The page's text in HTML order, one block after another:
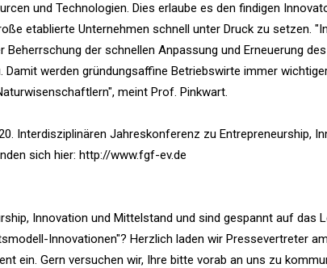
und Technologien. Dies erlaube es den findigen
etablierte Unternehmen schnell unter Druck zu setzen.
der schnellen Anpassung und Erneuerung
werden gründungsaffine Betriebswirte immer
meint Prof. Pinkwart.
Interdisziplinären Jahreskonferenz zu Entrepreneurship,
sich hier: http://www.fgf-ev.de
Innovation und Mittelstand und sind gespannt auf das
Innovationen"? Herzlich laden wir Pressevertreter
ein. Gern versuchen wir, Ihre bitte vorab an uns zu